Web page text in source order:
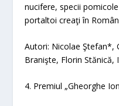
nucifere, specii
portaltoi creaţi în
Autori: Nicolae Ştefan*,
Branişte, Florin
4. Premiul „Gheorghe